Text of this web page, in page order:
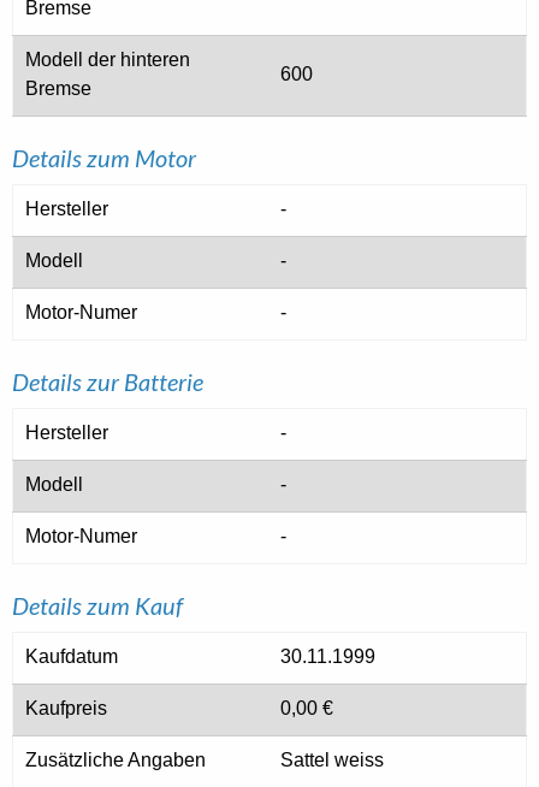
Bremse
Modell der hinteren
Bremse
600
Details zum Motor
Hersteller -
Modell -
Motor-Numer -
Details zur Batterie
Hersteller -
Modell -
Motor-Numer -
Details zum Kauf
Kaufdatum 30.11.1999
Kaufpreis 0,00 €
Zusätzliche Angaben Sattel weiss